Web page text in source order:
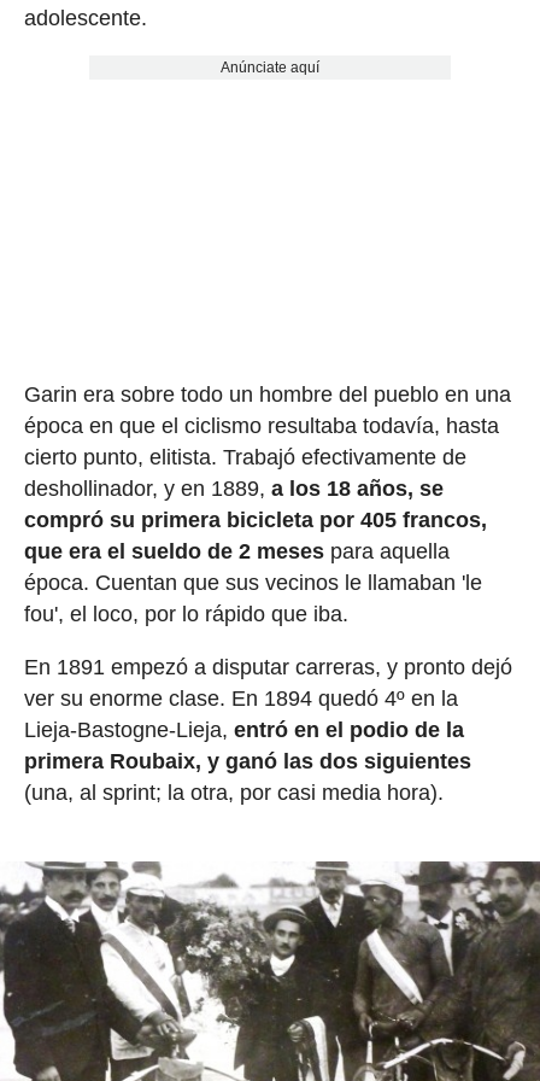
adolescente.
Anúnciate aquí
Garin era sobre todo un hombre del pueblo en una
época en que el ciclismo resultaba todavía, hasta
cierto punto, elitista. Trabajó efectivamente de
deshollinador, y en 1889, a los 18 años, se
compró su primera bicicleta por 405 francos,
que era el sueldo de 2 mesespara aquella
época. Cuentan que sus vecinos le llamaban 'le
fou', el loco, por lo rápido que iba.
En 1891 empezó a disputar carreras, y pronto dejó
ver su enorme clase. En 1894 quedó 4º en la
Lieja-Bastogne-Lieja, entró en el podio de la
primera Roubaix, y ganó las dos siguientes
(una, al sprint; la otra, por casi media hora).